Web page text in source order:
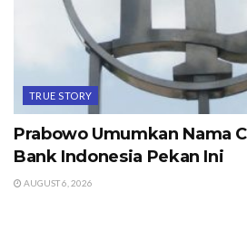
TRUE STORY
Prabowo Umumkan Nama
Bank Indonesia Pekan Ini
AUGUST 6, 2026